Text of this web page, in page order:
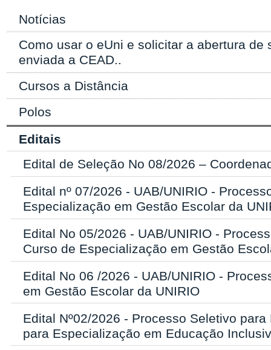
Notícias
Como usar o eUni e solicitar a abertura
enviada a CEAD..
Cursos a Distância
Polos
Editais
Edital de Seleção No 08/2026 –
Edital nº 07/2026 - UAB/UNIRIO -
Especialização em Gestão Escolar da
Edital No 05/2026 - UAB/UNIRIO -
Curso de Especialização em Gestão
Edital No 06 /2026 - UAB/UNIRIO -
em Gestão Escolar da UNIRIO
Edital Nº02/2026 - Processo Seletivo
para Especialização em Educação